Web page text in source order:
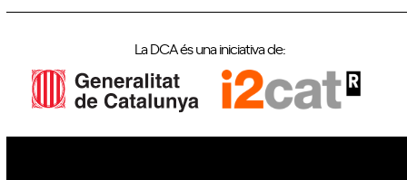
La DCA és una iniciativa de: